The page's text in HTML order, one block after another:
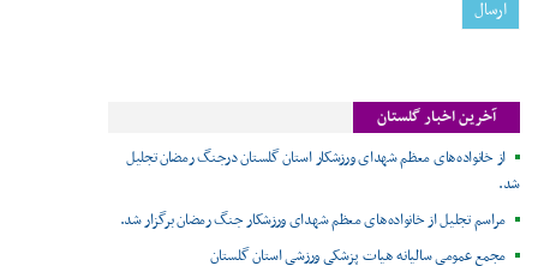
آخرین اخبار گلستان
از خانواده‌های معظم شهدای ورزشکار استان گلستان درجنگ رمضان تجلیل
شد.
مراسم تجلیل از خانواده‌های معظم شهدای ورزشکار جنگ رمضان برگزار شد.
مجمع عمومی سالیانه هیات پزشکی ورزشی استان گلستان